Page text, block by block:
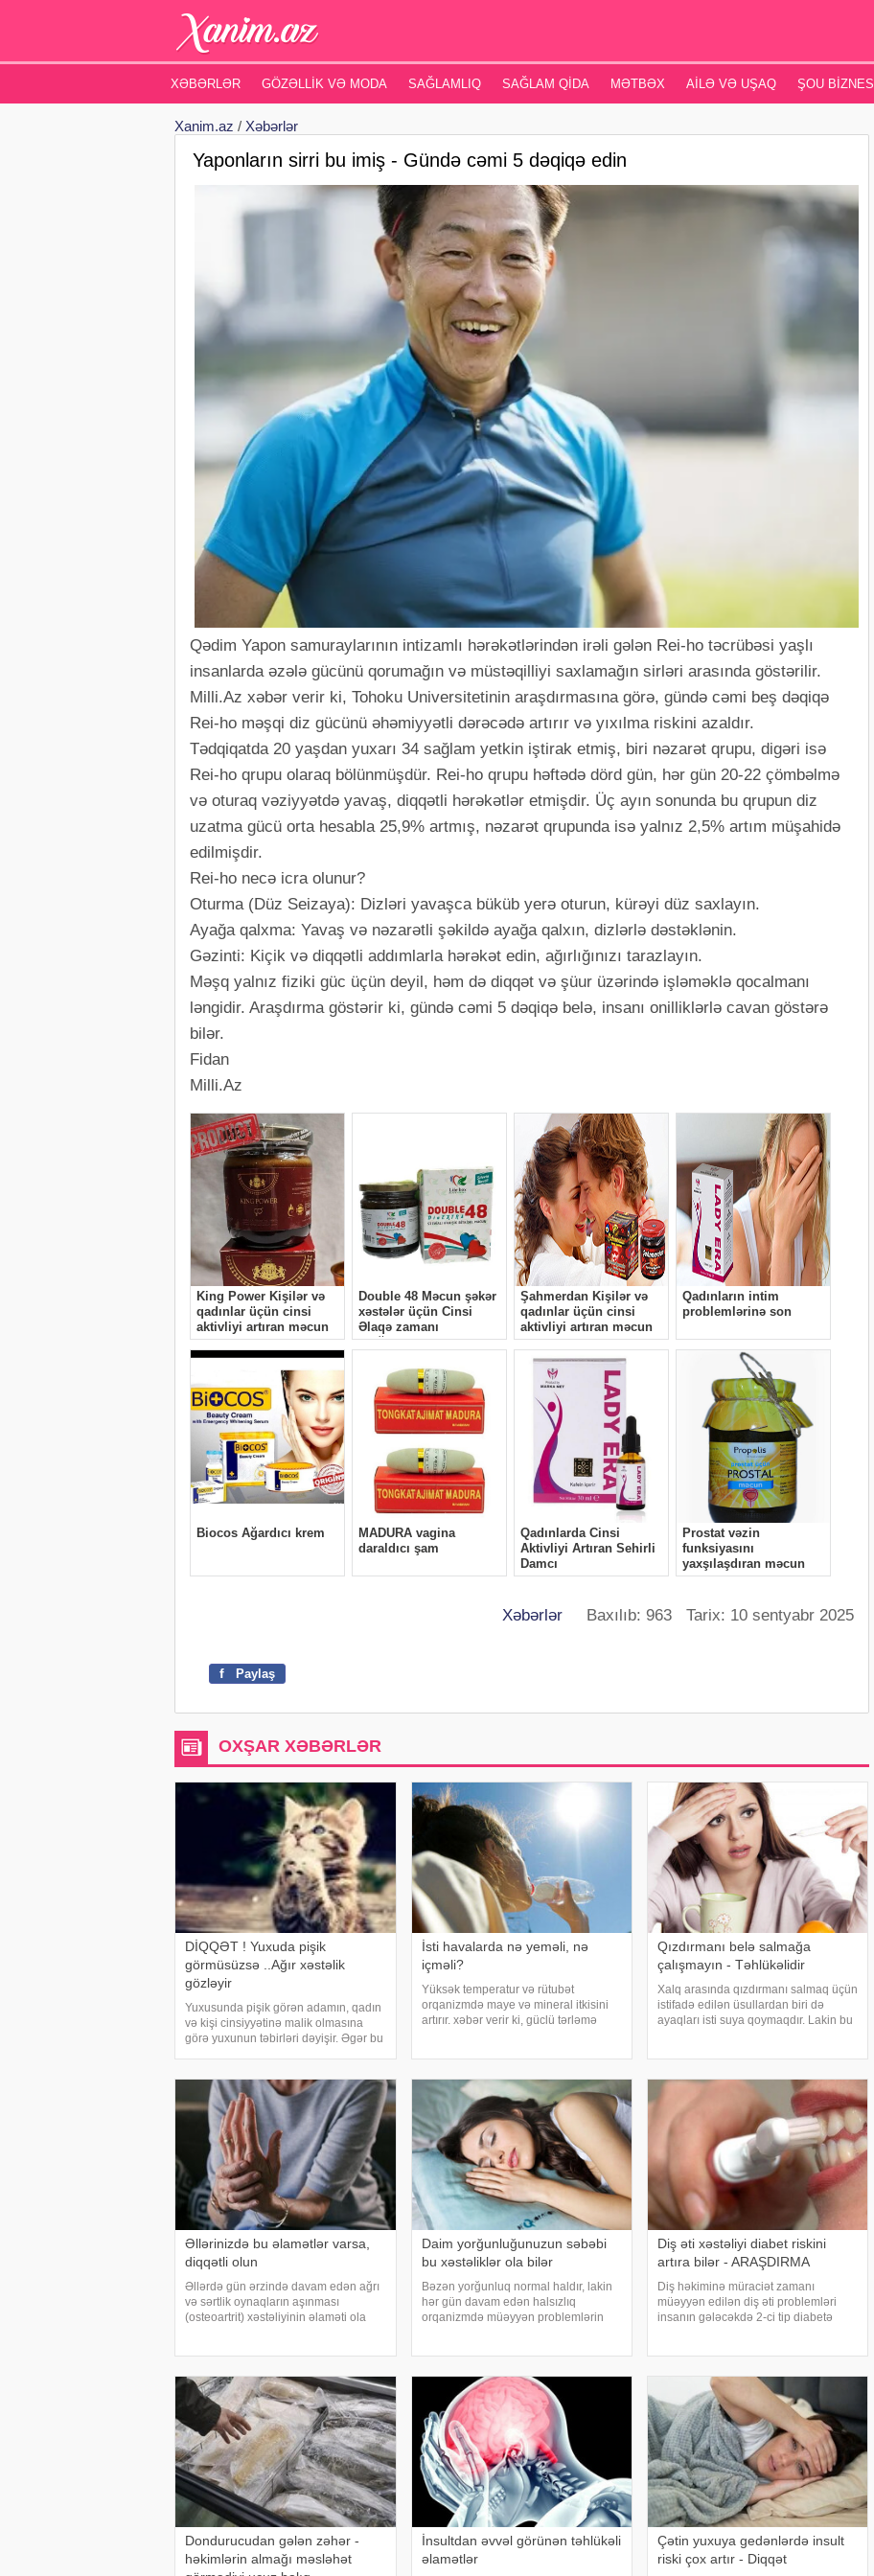
XƏBƏRLƏR GÖZƏLLIK VƏ MODA SAĞLAMLIQ SAĞLAM QIDA MƏTBƏX AILƏ VƏ UŞAQ ŞOU BIZNES
Xanim.az / Xəbərlər
Yaponların sirri bu imiş - Gündə cəmi 5 dəqiqə edin
Qədim Yapon samuraylarının intizamlı hərəkətlərindən irəli gələn Rei-ho təcrübəsi yaşlı
insanlarda əzələ gücünü qorumağın və müstəqilliyi saxlamağın sirləri arasında göstərilir.
Milli.Az xəbər verir ki, Tohoku Universitetinin araşdırmasına görə, gündə cəmi beş dəqiqə
Rei-ho məşqi diz gücünü əhəmiyyətli dərəcədə artırır və yıxılma riskini azaldır.
Tədqiqatda 20 yaşdan yuxarı 34 sağlam yetkin iştirak etmiş, biri nəzarət qrupu, digəri isə
Rei-ho qrupu olaraq bölünmüşdür. Rei-ho qrupu həftədə dörd gün, hər gün 20-22 çömbəlmə
və oturaq vəziyyətdə yavaş, diqqətli hərəkətlər etmişdir. Üç ayın sonunda bu qrupun diz
uzatma gücü orta hesabla 25,9% artmış, nəzarət qrupunda isə yalnız 2,5% artım müşahidə
edilmişdir.
Rei-ho necə icra olunur?
Oturma (Düz Seizaya): Dizləri yavaşca büküb yerə oturun, kürəyi düz saxlayın.
Ayağa qalxma: Yavaş və nəzarətli şəkildə ayağa qalxın, dizlərlə dəstəklənin.
Gəzinti: Kiçik və diqqətli addımlarla hərəkət edin, ağırlığınızı tarazlayın.
Məşq yalnız fiziki güc üçün deyil, həm də diqqət və şüur üzərində işləməklə qocalmanı
ləngidir. Araşdırma göstərir ki, gündə cəmi 5 dəqiqə belə, insanı onilliklərlə cavan göstərə
bilər.
Fidan
Milli.Az
Xəbərlər Baxılıb: 963 Tarix: 10 sentyabr 2025
f Paylaş
OXŞAR XƏBƏRLƏR
DİQQƏT ! Yuxuda pişik
görmüsüzsə ..Ağır xəstəlik
gözləyir
Yuxusunda pişik görən adamın, qadın
və kişi cinsiyyətinə malik olmasına
görə yuxunun təbirləri dəyişir. Əgər bu
şəxsiyyətə sahib olduğu, ətrafındak
İsti havalarda nə yeməli, nə
içməli?
Yüksək temperatur və rütubət
orqanizmdə maye və mineral itkisini
artırır. xəbər verir ki, güclü tərləmə
hallara səbəb ol
Qızdırmanı belə salmağa
çalışmayın - Təhlükəlidir
Xalq arasında qızdırmanı salmaq üçün
istifadə edilən üsullardan biri də
ayaqları isti suya qoymaqdır. Lakin bu
yüksə
Əllərinizdə bu əlamətlər varsa,
diqqətli olun
Əllərdə gün ərzində davam edən ağrı
və sərtlik oynaqların aşınması
(osteoartrit) xəstəliyinin əlaməti ola
verir ki
Daim yorğunluğunuzun səbəbi
bu xəstəliklər ola bilər
Bəzən yorğunluq normal haldır, lakin
hər gün davam edən halsızlıq
orqanizmdə müəyyən problemlərin
vəz xəstəlikləri, şəkərl
Diş əti xəstəliyi diabet riskini
artıra bilər - ARAŞDIRMA
Diş həkiminə müraciət zamanı
müəyyən edilən diş əti problemləri
insanın gələcəkdə 2-ci tip diabetə
Dondurucudan gələn zəhər -
həkimlərin almağı məsləhət
İnsultdan əvvəl görünən təhlükəli
əlamətlər
Çətin yuxuya gedənlərdə insult
riski çox artır - Diqqət